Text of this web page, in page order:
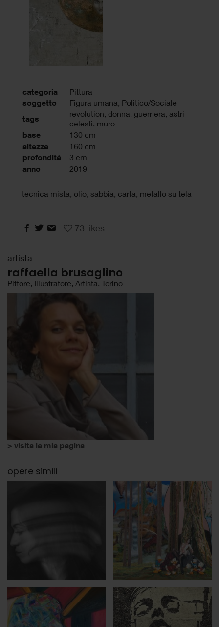
categoria Pittura
soggetto Figura umana, Politico/Sociale
tags
revolution, donna, guerriera, astri
celesti, muro
base 130 cm
altezza 160 cm
profondità 3 cm
anno 2019
tecnica mista, olio, sabbia, carta, metallo su tela
73 likes
artista
raffaella brusaglino
Pittore, Illustratore, Artista, Torino
> visita la mia pagina
opere simili